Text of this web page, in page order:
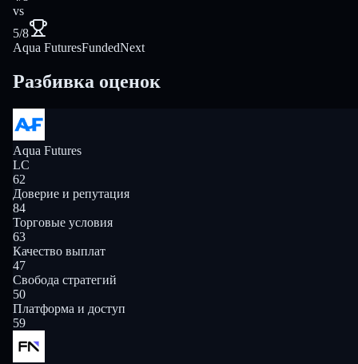
vs
5/8
Aqua FuturesFundedNext
Разбивка оценок
Aqua Futures
LC
62
Доверие и репутация
84
Торговые условия
63
Качество выплат
47
Свобода стратегий
50
Платформа и доступ
59